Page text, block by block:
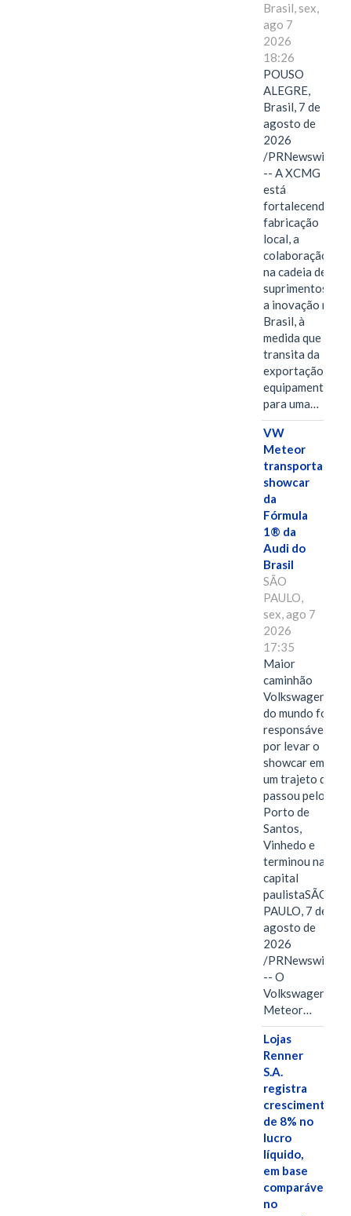
Brasil, sex,
ago 7
2026
18:26
POUSO
ALEGRE,
Brasil, 7 de
agosto de
2026
/PRNewswire/
-- A XCMG
está
fortalecendo a
fabricação
local, a
colaboração
na cadeia de
suprimentos e
a inovação no
Brasil, à
medida que
transita da
exportação de
equipamentos
para uma…
VW
Meteor
transporta
showcar
da
Fórmula
1® da
Audi do
Brasil
SÃO
PAULO,
sex, ago 7
2026
17:35
Maior
caminhão
Volkswagen
do mundo foi
responsável
por levar o
showcar em
um trajeto que
passou pelo
Porto de
Santos,
Vinhedo e
terminou na
capital
paulistaSÃO
PAULO, 7 de
agosto de
2026
/PRNewswire/
-- O
Volkswagen
Meteor…
Lojas
Renner
S.A.
registra
crescimento
de 8% no
lucro
líquido,
em base
comparável,
no